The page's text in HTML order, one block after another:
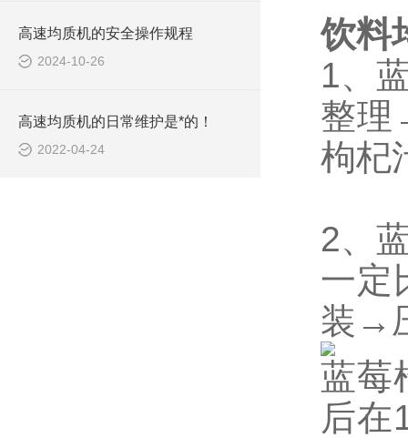
高速均质机的安全操作规程
2024-10-26
高速均质机的日常维护是*的！
2022-04-24
饮料
1、
整
枸杞
2、
一定
装→
蓝莓
后在